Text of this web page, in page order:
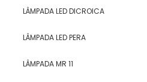
LÂMPADA LED DICROICA
LÂMPADA LED PERA
LÂMPADA MR 11